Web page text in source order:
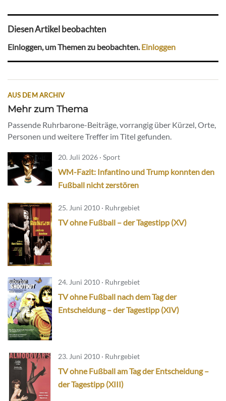
Diesen Artikel beobachten
Einloggen, um Themen zu beobachten.Einloggen
AUS DEM ARCHIV
Mehr zum Thema
Passende Ruhrbarone-Beiträge, vorrangig über Kürzel, Orte,
Personen und weitere Treffer im Titel gefunden.
20. Juli 2026 · Sport
WM-Fazit: Infantino und Trump konnten den
Fußball nicht zerstören
25. Juni 2010 · Ruhrgebiet
TV ohne Fußball – der Tagestipp (XV)
24. Juni 2010 · Ruhrgebiet
TV ohne Fußball nach dem Tag der
Entscheidung – der Tagestipp (XIV)
23. Juni 2010 · Ruhrgebiet
TV ohne Fußball am Tag der Entscheidung –
der Tagestipp (XIII)